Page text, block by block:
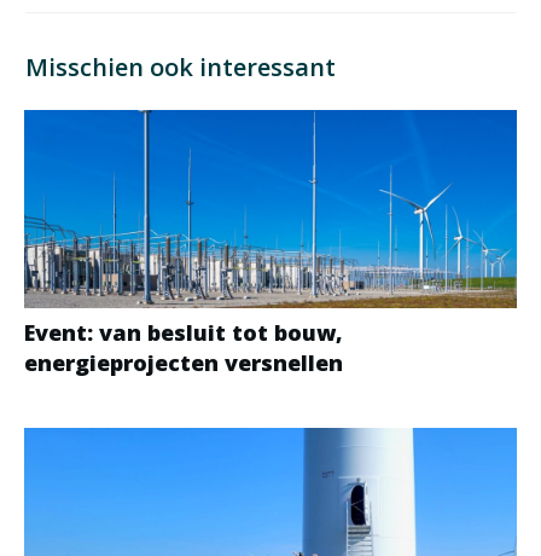
Misschien ook interessant
Event: van besluit tot bouw,
energieprojecten versnellen